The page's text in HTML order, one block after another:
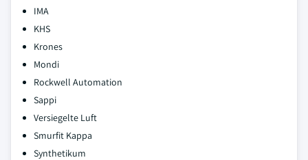
IMA
KHS
Krones
Mondi
Rockwell Automation
Sappi
Versiegelte Luft
Smurfit Kappa
Synthetikum